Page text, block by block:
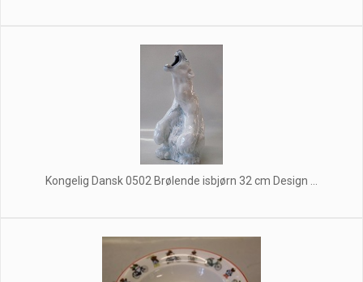
Kongelig Dansk 0502 Brølende isbjørn 32 cm Design ...